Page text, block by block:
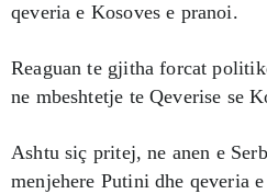
qeveria e Kosoves e pranoi.
Reaguan te gjitha forcat
ne mbeshtetje te Qeverise se
Ashtu siç pritej, ne anen e
menjehere Putini dhe qeveria